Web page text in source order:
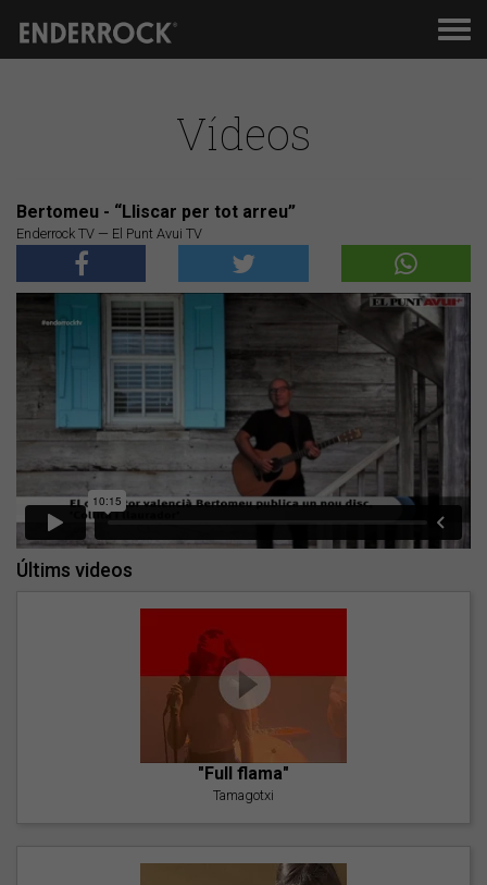
Vídeos
Bertomeu - “Lliscar per tot arreu”
Enderrock TV — El Punt Avui TV
Últims videos
"Full flama"
Tamagotxi